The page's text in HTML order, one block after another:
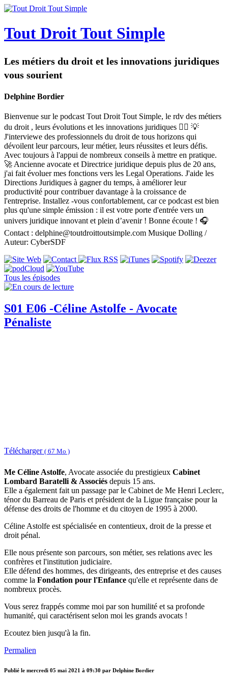
Tout Droit Tout Simple
Les métiers du droit et les innovations juridiques
vous sourient
Delphine Bordier
Bienvenue sur le podcast Tout Droit Tout Simple, le rdv des métiers
du droit , leurs évolutions et les innovations juridiques 👩‍⚖️ 💡
J'interviewe des professionnels du droit de tous horizons qui
dévoilent leur parcours, leur métier, leurs réussites et leurs défis.
Avec toujours à l'appui de nombreux conseils à mettre en pratique.
🚀 Ancienne avocate et Directrice juridique depuis plus de 20 ans,
j'ai fait évoluer mes fonctions vers les Legal Operations. J'aide les
Directions Juridiques à gagner du temps, à améliorer leur
productivité pour contribuer davantage à la croissance de
l'entreprise. Installez -vous confortablement, car ce podcast est bien
plus qu'une simple émission : il est votre porte d'entrée vers un
univers juridique innovant et plein d’avenir ! Bonne écoute ! 🎧
Contact : delphine@toutdroittoutsimple.com Musique Dolling /
Auteur: CyberSDF
Tous les épisodes
S01 E06 -Céline Astolfe - Avocate
Pénaliste
Télécharger ( 67 Mo )
Me Céline Astolfe, Avocate associée du prestigieux Cabinet
Lombard Baratelli & Associés depuis 15 ans.
Elle a également fait un passage par le Cabinet de Me Henri Leclerc,
ténor du Barreau de Paris et président de la Ligue française pour la
défense des droits de l'homme et du citoyen de 1995 à 2000.
Céline Astolfe est spécialisée en contentieux, droit de la presse et
droit pénal.
Elle nous présente son parcours, son métier, ses relations avec les
confrères et l'institution judiciaire.
Elle défend des hommes, des dirigeants, des entreprise et des causes
comme la Fondation pour l'Enfance qu'elle et représente dans de
nombreux procès.
Vous serez frappés comme moi par son humilité et sa profonde
humanité, qui caractérisent selon moi les grands avocats !
Ecoutez bien jusqu'à la fin.
Permalien
Publié le mercredi 05 mai 2021 à 09:30 par Delphine Bordier